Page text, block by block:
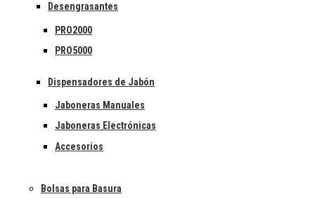
Desengrasantes
PRO2000
PRO5000
Dispensadores de Jabón
Jaboneras Manuales
Jaboneras Electrónicas
Accesorios
Bolsas para Basura